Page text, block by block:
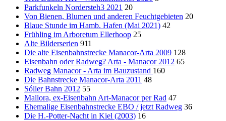
Parkfunkeln Nordersteh3 2021 20
Von Bienen, Blumen und anderen Feuchtgebieten 20
Blaue Stunde im Hamb. Hafen (Mai 2021) 42
Frühling im Arboretum Ellerhoop 25
Alte Bilderserien 911
Die alte Eisenbahnstrecke Manacor-Arta 2009 128
Eisenbahn oder Radweg? Arta - Manacor 2012 65
Radweg Manacor - Arta im Bauzustand 160
Die Bahnstrecke Manacor-Arta 2011 48
Sóller Bahn 2012 55
Mallora, ex-Eisenbahn Art-Manacor per Rad 47
Ehemalige Eisenbahnstrecke EBO / jetzt Radweg 36
Die H.-Potter-Nacht in Kiel (2003) 16